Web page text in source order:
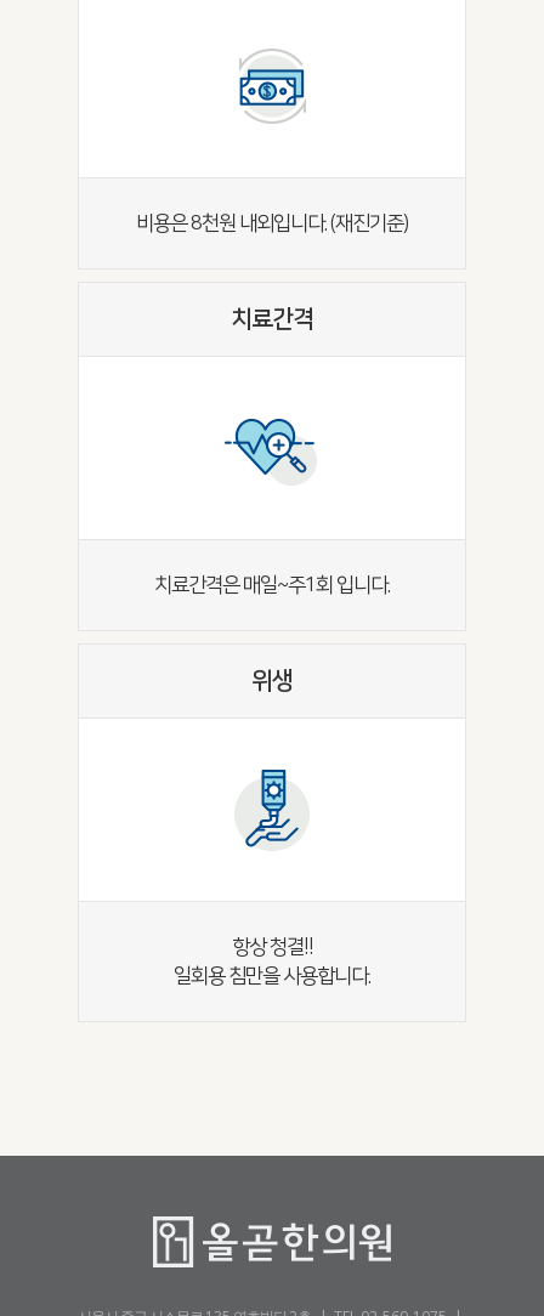
비용은 8천원 내외입니다. (재진기준)
치료간격
치료간격은 매일~주1회 입니다.
위생
항상 청결!!
일회용 침만을 사용합니다.